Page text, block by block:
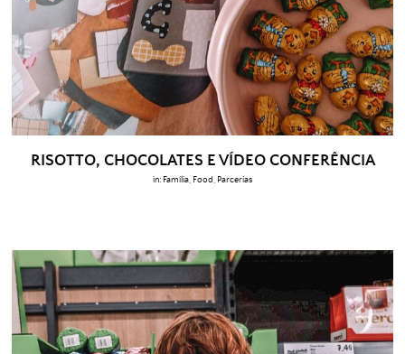
RISOTTO, CHOCOLATES E VÍDEO CONFERÊNCIA
in: Família Food Parcerias